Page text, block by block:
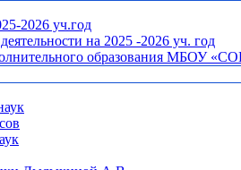
2026 уч.год
на 2025 -2026 уч. год
образования МБОУ